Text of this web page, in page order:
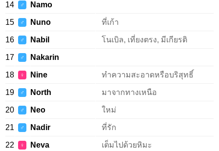
14 ♂ Namo
15 ♂ Nuno ที่เก้า
16 ♂ Nabil โนเบิล, เที่ยงตรง, มีเกียรติ
17 ♂ Nakarin
18 ♀ Nine ทำความสะอาดหรือบริสุทธิ์
19 ♂ North มาจากทางเหนือ
20 ♂ Neo ใหม่
21 ♂ Nadir ที่รัก
22 ♀ Neva เต็มไปด้วยหิมะ